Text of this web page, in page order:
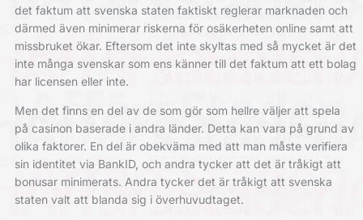
det faktum att svenska staten faktiskt reglerar marknaden och
därmed även minimerar riskerna för osäkerheten online samt att
missbruket ökar. Eftersom det inte skyltas med så mycket är det
inte många svenskar som ens känner till det faktum att ett bolag
har licensen eller inte.
Men det finns en del av de som gör som hellre väljer att spela
på casinon baserade i andra länder. Detta kan vara på grund av
olika faktorer. En del är obekväma med att man måste verifiera
sin identitet via BankID, och andra tycker att det är tråkigt att
bonusar minimerats. Andra tycker det är tråkigt att svenska
staten valt att blanda sig i överhuvudtaget.